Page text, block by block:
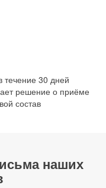
30 дней
решение о приёме
состав
наших